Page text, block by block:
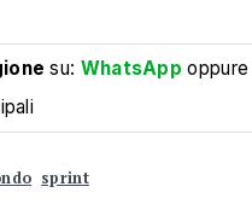
su: WhatsApp oppure
sprint